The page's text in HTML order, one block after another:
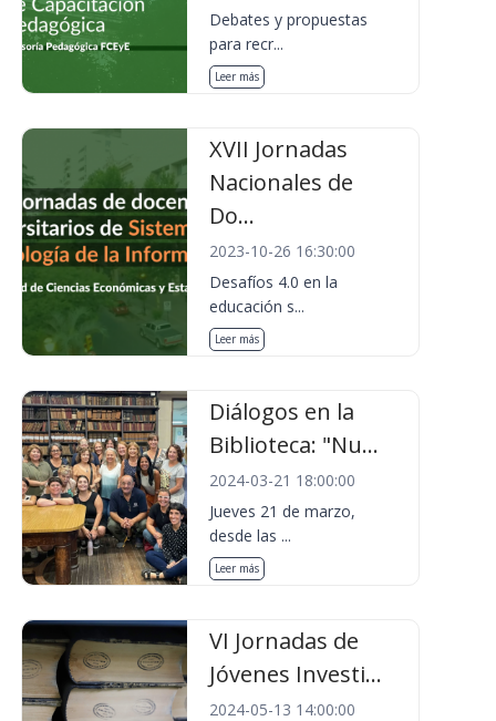
Debates y propuestas
para recr...
Leer más
XVII Jornadas
Nacionales de
Do...
2023-10-26 16:30:00
Desafíos 4.0 en la
educación s...
Leer más
Diálogos en la
Biblioteca: "Nu...
2024-03-21 18:00:00
Jueves 21 de marzo,
desde las ...
Leer más
VI Jornadas de
Jóvenes Investi...
2024-05-13 14:00:00